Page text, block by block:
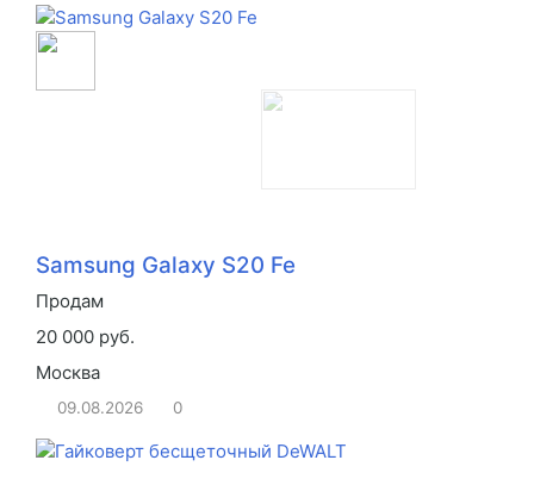
Samsung Galaxy S20 Fe
Продам
20 000 руб.
Москва
09.08.2026 0